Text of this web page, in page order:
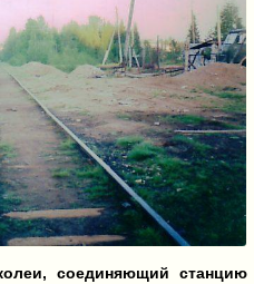
соединяющий станцию